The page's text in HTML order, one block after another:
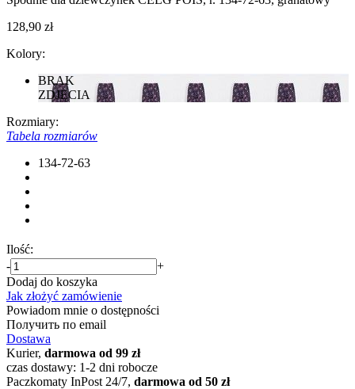
128,90 zł
Kolory:
BRAK
ZDJĘCIA
Rozmiary:
Tabela rozmiarów
134-72-63
Ilość:
-
+
Dodaj do koszyka
Jak złożyć zamówienie
Powiadom mnie o dostępności
Получить по email
Dostawa
Kurier, darmowa od 99 zł
czas dostawy: 1-2 dni robocze
Paczkomaty InPost 24/7, darmowa od 50 zł